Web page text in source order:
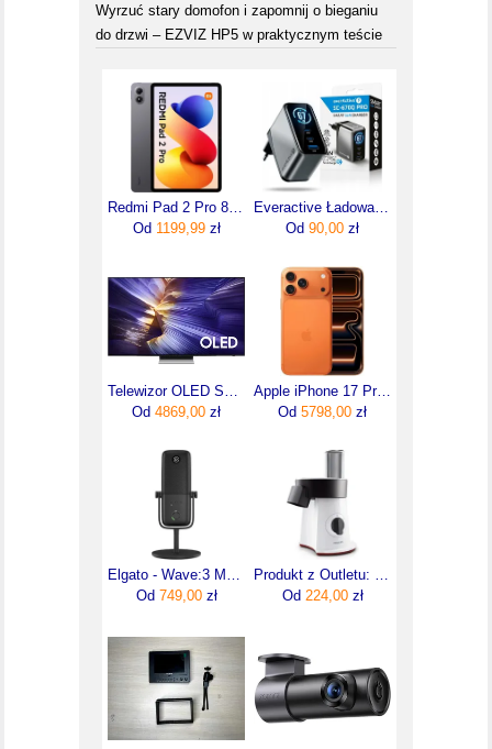
Wyrzuć stary domofon i zapomnij o bieganiu
do drzwi – EZVIZ HP5 w praktycznym teście
Redmi Pad 2 Pro 8/256GB Szary
Od 1199,99zł
Everactive Ładowarka sieciowa GaN wyświetlacz LCD SC-670Q Pro Usb-c Usb 67W
Od 90,00 zł
Telewizor OLED Samsung QE65S90FATXXH 65 cali 4K UHD
Od 4869,00 zł
Apple iPhone 17 Pro Max 256GB Kosmiczny pomarańcz
Od 5798,00 zł
Elgato - Wave:3 MK.2 USB Condenser Microphone - Mikrofon Kardioidalny WAVE:3 MK.2
Od 749,00zł
Produkt z Outletu: PHILIPS Odnowiony fabrycznie Kolekcja Viva Urządzenie do przygotowywania sałatek HR1388/80R1
Od 224,00zł